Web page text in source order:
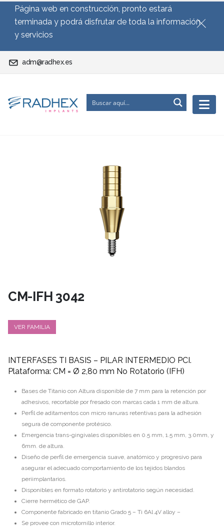
Página web en construcción, pronto estará
terminada y podrá disfrutar de toda la información
y servicios
adm@radhex.es
CM-IFH 3042
VER FAMILIA
INTERFASES TI BASIS – PILAR INTERMEDIO PCI.
Plataforma: CM = Ø 2,80 mm No Rotatorio (IFH)
Bases de Titanio con Altura disponible de 7 mm para la retención por
adhesivos, recortable por fresado con marcas cada 1 mm de altura.
Perfil de aditamentos con micro ranuras retentivas para la adhesión
segura de componente protésico.
Emergencia trans-gingivales disponibles en 0.5 mm, 1.5 mm, 3.0mm, y
6mm. de altura.
Diseño de perfil de emergencia suave, anatómico y progresivo para
asegurar el adecuado comportamiento de los tejidos blandos
periimplantarios.
Disponibles en formato rotatorio y antirotatorio según necesidad.
Cierre hermético de GAP.
Componente fabricado en titanio Grado 5 – Ti 6Al 4V alloy –
Se provee con microtornillo interior.